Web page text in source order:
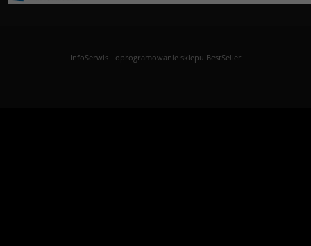
InfoSerwis- oprogramowanie sklepu BestSeller